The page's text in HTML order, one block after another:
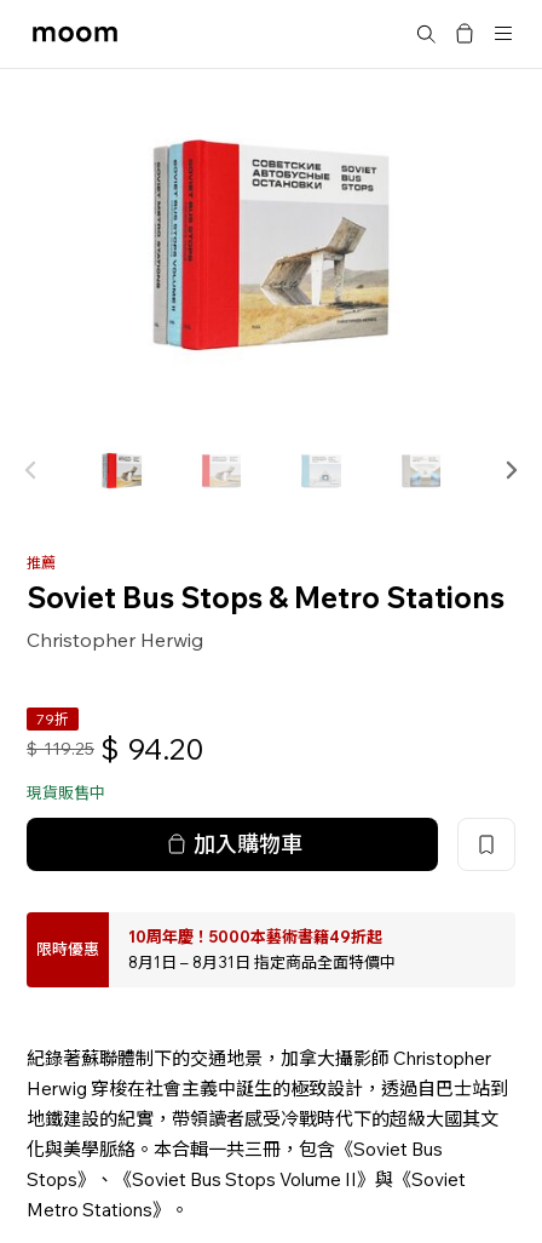
moom
搜尋
推薦
Soviet Bus Stops & Metro Stations
Christopher Herwig
79折
$ 119.25 $ 94.20
現貨販售中
加入購物車
限時優惠
10周年慶！5000本藝術書籍49折起
8月1日 – 8月31日 指定商品全面特價中
紀錄著蘇聯體制下的交通地景，加拿大攝影師 Christopher
Herwig 穿梭在社會主義中誕生的極致設計，透過自巴士站到
地鐵建設的紀實，帶領讀者感受冷戰時代下的超級大國其文
化與美學脈絡。本合輯一共三冊，包含《Soviet Bus
Stops》、《Soviet Bus Stops Volume II》與《Soviet
Metro Stations》。